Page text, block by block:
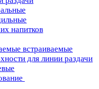
напитков
встраиваемые
для линии раздачи